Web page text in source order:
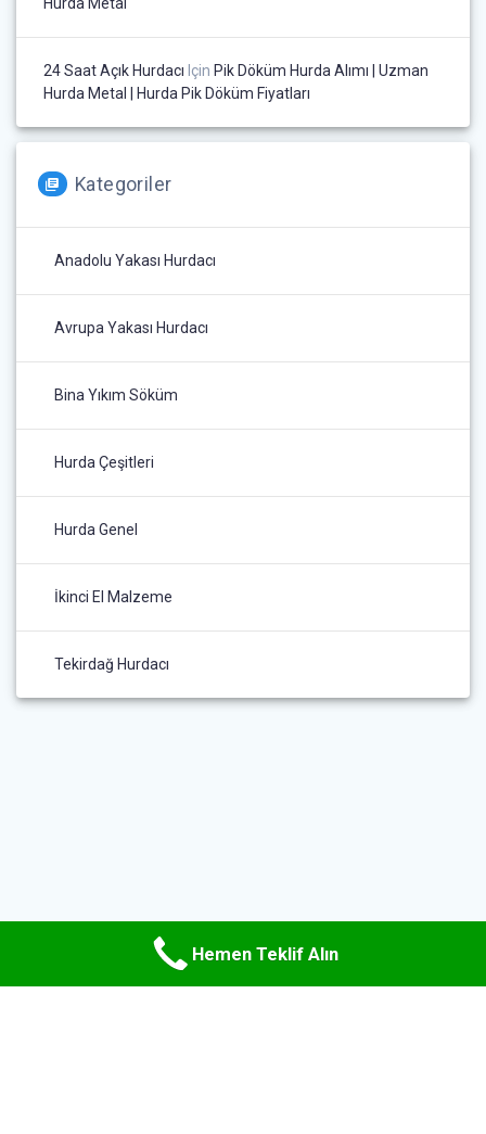
24 Saat Açık Hurdacı Için Pik Döküm Hurda Alımı | Uzman
Hurda Metal | Hurda Pik Döküm Fiyatları
Kategoriler
Anadolu Yakası Hurdacı
Avrupa Yakası Hurdacı
Bina Yıkım Söküm
Hurda Çeşitleri
Hurda Genel
İkinci El Malzeme
Tekirdağ Hurdacı
Hemen Teklif Alın